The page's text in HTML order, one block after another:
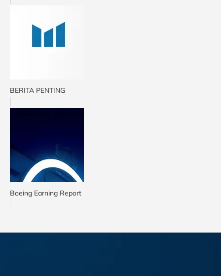
BERITA PENTING
Boeing Earning Report